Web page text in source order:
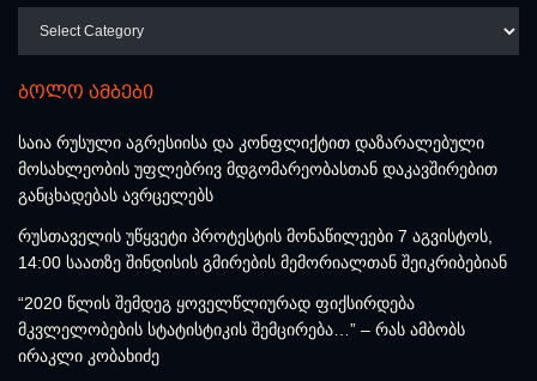
ბოლო ამბები
საია რუსული აგრესიისა და კონფლიქტით დაზარალებული
მოსახლეობის უფლებრივ მდგომარეობასთან დაკავშირებით
განცხადებას ავრცელებს
რუსთაველის უწყვეტი პროტესტის მონაწილეები 7 აგვისტოს,
14:00 საათზე შინდისის გმირების მემორიალთან შეიკრიბებიან
“2020 წლის შემდეგ ყოველწლიურად ფიქსირდება
მკვლელობების სტატისტიკის შემცირება…” – რას ამბობს
ირაკლი კობახიძე